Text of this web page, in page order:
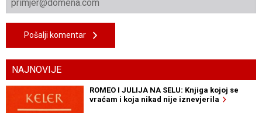
Pošalji komentar
NAJNOVIJE
ROMEO I JULIJA NA SELU: Knjiga kojoj se
vraćam i koja nikad nije iznevjerila